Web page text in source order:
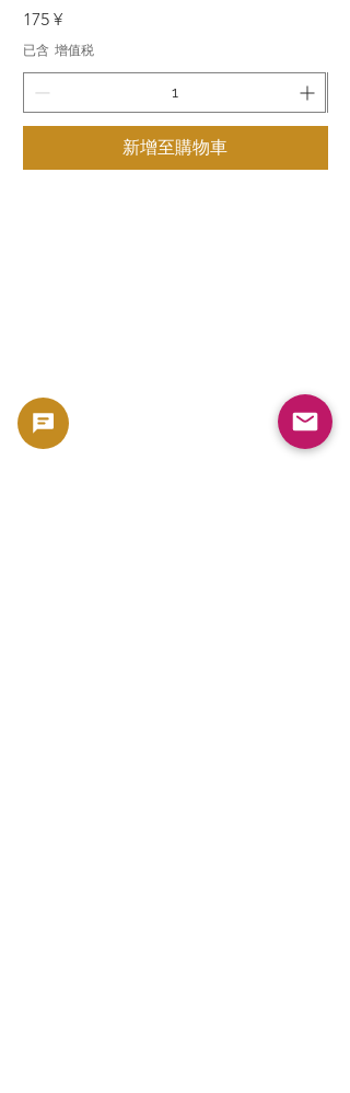
價格
175 ¥
已含 增值税
新增至購物車